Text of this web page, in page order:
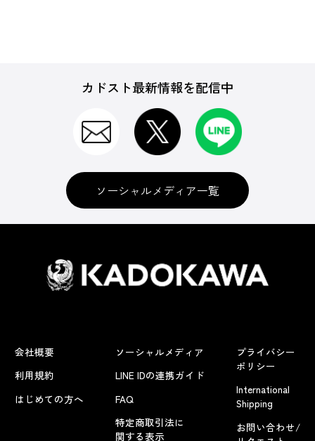
カドスト最新情報を配信中
ソーシャルメディア一覧
会社概要
利用規約
はじめての方へ
ソーシャルメディア
LINE IDの連携ガイド
FAQ
特定商取引法に
関する表示
プライバシー
ポリシー
International
Shipping
お問い合わせ/